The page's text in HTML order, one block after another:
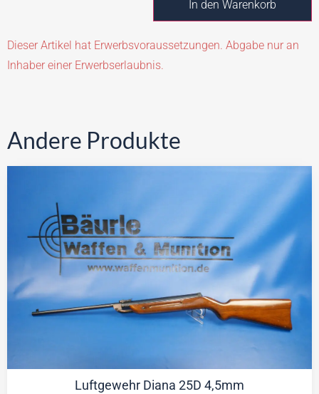
In den Warenkorb
Dieser Artikel hat Erwerbsvoraussetzungen. Abgabe nur an
Inhaber einer Erwerbserlaubnis.
Andere Produkte
Luftgewehr Diana 25D 4,5mm